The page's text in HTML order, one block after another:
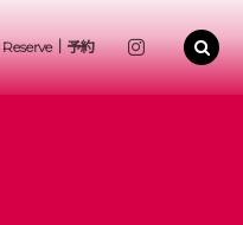
Reserve｜予約